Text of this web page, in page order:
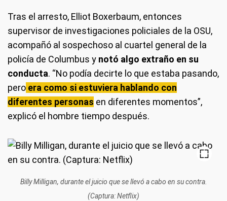
Tras el arresto, Elliot Boxerbaum, entonces
supervisor de investigaciones policiales de la OSU,
acompañó al sospechoso al cuartel general de la
policía de Columbus y notó algo extraño en su
conducta. “No podía decirte lo que estaba pasando,
pero era como si estuviera hablando con
diferentes personas en diferentes momentos”,
explicó el hombre tiempo después.
Billy Milligan, durante el juicio que se llevó a cabo en su contra.
(Captura: Netflix)